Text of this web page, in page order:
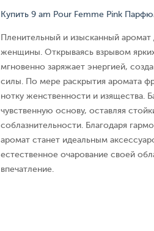
Купить 9 am Pour Femme Pink
Пленительный и изысканный
женщины. Открываясь взрывом
мгновенно заряжает энергией,
силы. По мере раскрытия аромата
нотку женственности и изящества.
чувственную основу, оставляя
соблазнительности. Благодаря
аромат станет идеальным
естественное очарование своей
впечатление.